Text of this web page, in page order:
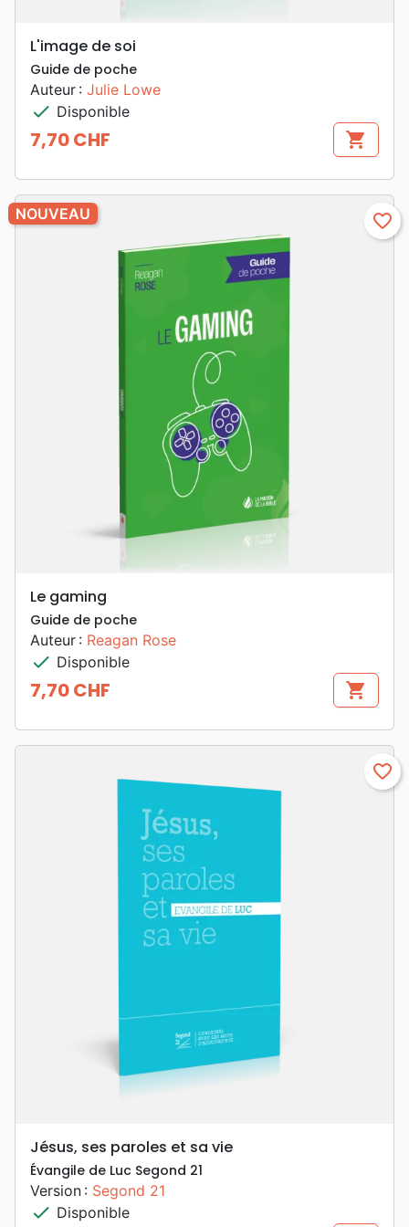
L'image de soi
Guide de poche
Auteur : Julie Lowe
check Disponible
Prix
7,70 CHF shopping_cart
NOUVEAU favorite_border
Le gaming
Guide de poche
Auteur : Reagan Rose
check Disponible
Prix
7,70 CHF shopping_cart
favorite_border
Jésus, ses paroles et sa vie
Évangile de Luc Segond 21
Version : Segond 21
check Disponible